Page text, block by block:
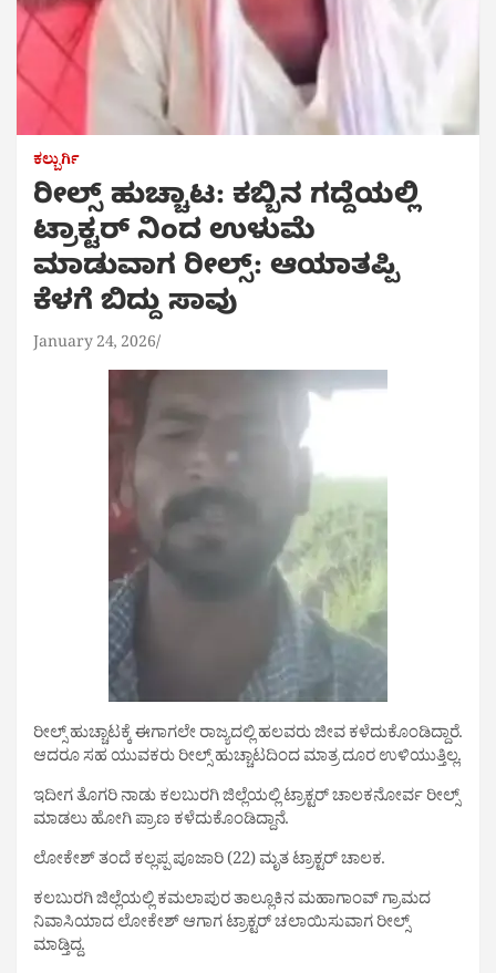
ಕಲ್ಬುರ್ಗಿ
ರೀಲ್ಸ್ ಹುಚ್ಚಾಟ: ಕಬ್ಬಿನ ಗದ್ದೆಯಲ್ಲಿ
ಟ್ರಾಕ್ಟರ್ ನಿಂದ ಉಳುಮೆ
ಮಾಡುವಾಗ ರೀಲ್ಸ್: ಆಯಾತಪ್ಪಿ
ಕೆಳಗೆ ಬಿದ್ದು ಸಾವು
January 24, 2026
ರೀಲ್ಸ್ ಹುಚ್ಚಾಟಕ್ಕೆ ಈಗಾಗಲೇ ರಾಜ್ಯದಲ್ಲಿ ಹಲವರು ಜೀವ ಕಳೆದುಕೊಂಡಿದ್ದಾರೆ.
ಆದರೂ ಸಹ ಯುವಕರು ರೀಲ್ಸ್ ಹುಚ್ಚಾಟದಿಂದ ಮಾತ್ರ ದೂರ ಉಳಿಯುತ್ತಿಲ್ಲ.
ಇದೀಗ ತೊಗರಿ ನಾಡು ಕಲಬುರಗಿ ಜಿಲ್ಲೆಯಲ್ಲಿ ಟ್ರಾಕ್ಟರ್ ಚಾಲಕನೋರ್ವ ರೀಲ್ಸ್
ಮಾಡಲು ಹೋಗಿ ಪ್ರಾಣ ಕಳೆದುಕೊಂಡಿದ್ದಾನೆ.
ಲೋಕೇಶ್ ತಂದೆ ಕಲ್ಲಪ್ಪ ಪೂಜಾರಿ (22) ಮೃತ ಟ್ರಾಕ್ಟರ್ ಚಾಲಕ.
ಕಲಬುರಗಿ ಜಿಲ್ಲೆಯಲ್ಲಿ ಕಮಲಾಪುರ ತಾಲ್ಲೂಕಿನ ಮಹಾಗಾಂವ್ ಗ್ರಾಮದ
ನಿವಾಸಿಯಾದ ಲೋಕೇಶ್ ಆಗಾಗ ಟ್ರಾಕ್ಟರ್ ಚಲಾಯಿಸುವಾಗ ರೀಲ್ಸ್
ಮಾಡ್ತಿದ್ದ.